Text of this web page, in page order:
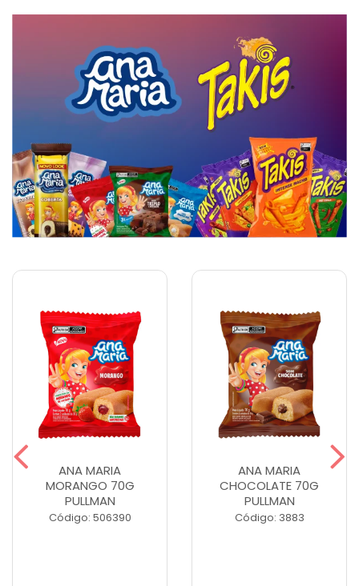
ANA MARIA
MORANGO 70G
PULLMAN
Código: 506390
ANA MARIA
CHOCOLATE 70G
PULLMAN
Código: 3883